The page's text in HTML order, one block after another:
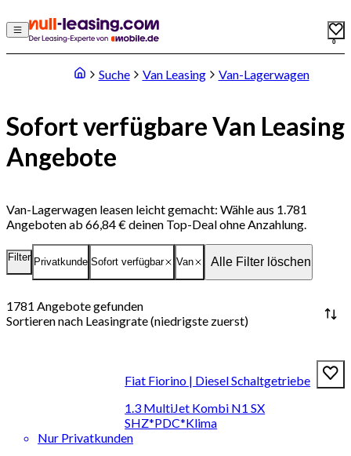
0
Suche Van Leasing Van-Lagerwagen
Sofort verfügbare Van Leasing
Angebote
Van-Lagerwagen leasen leicht gemacht: Wähle aus 1.781
Angeboten ab 66,84 € deinen Top-Deal ohne Anzahlung.
Filter Privatkunde Sofort verfügbar Van Alle Filter löschen
1781 Angebote gefunden
Sortieren nach Leasingrate (niedrigste zuerst)
Fiat Fiorino | Diesel Schaltgetriebe
1.3 MultiJet Kombi N1 SX
SHZ*PDC*Klima
Nur Privatkunden